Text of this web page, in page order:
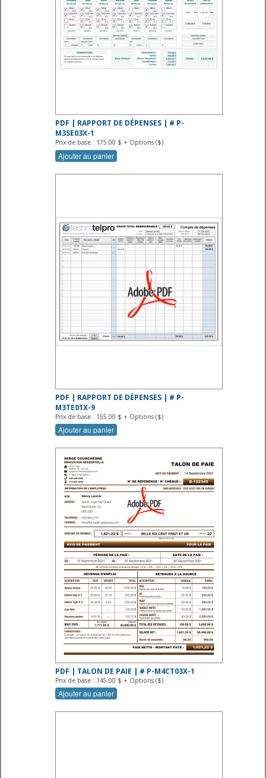
PDF | RAPPORT DE DÉPENSES | # P-
M3SE03X-1
Prix de base : 175.00 $ + Options ($)
Ajouter au panier
PDF | RAPPORT DE DÉPENSES | # P-
M3TE01X-9
Prix de base : 155.00 $ + Options ($)
Ajouter au panier
PDF | TALON DE PAIE | # P-M4CT03X-1
Prix de base : 145.00 $ + Options ($)
Ajouter au panier